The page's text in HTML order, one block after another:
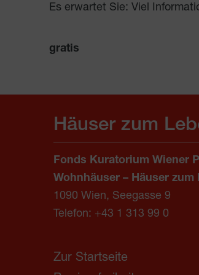
Es erwartet Sie: Viel
gratis
Häuser zum
Fonds Kuratorium Wiener
Wohnhäuser – Häuser zum
1090 Wien, Seegasse 9
Telefon: +43 1 313 99 0
Zur Startseite